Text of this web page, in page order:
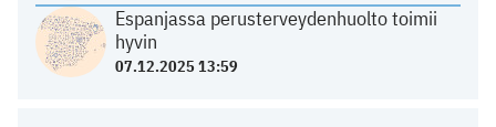
Espanjassa perusterveydenhuolto toimii
hyvin
07.12.2025 13:59